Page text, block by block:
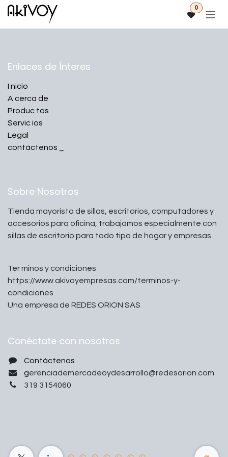
Ir al contenido 0
Enlaces de Ínteres
I nicio
A cerca de
Produc tos
Servicios
Legal
contáctenos
Sobre Nosotros
Tienda mayorista de sillas, escritorios, computadores y
accesorios para oficina, trabajamos especialmente con
sillas de escritorio para todo tipo de hogar y empresas
Ter minos y condiciones
https://www.akivoyempresas.com/terminos-y-
condiciones
Una empresa de REDES ORION SAS
Conéctate con nosotros
Contáctenos
gerenciademercadeoydesarrollo@redesorion.com
319 3154060